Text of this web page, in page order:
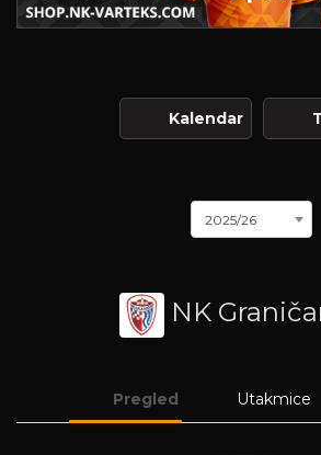
Kalendar
2025/26
NK
Pregled Utakmice